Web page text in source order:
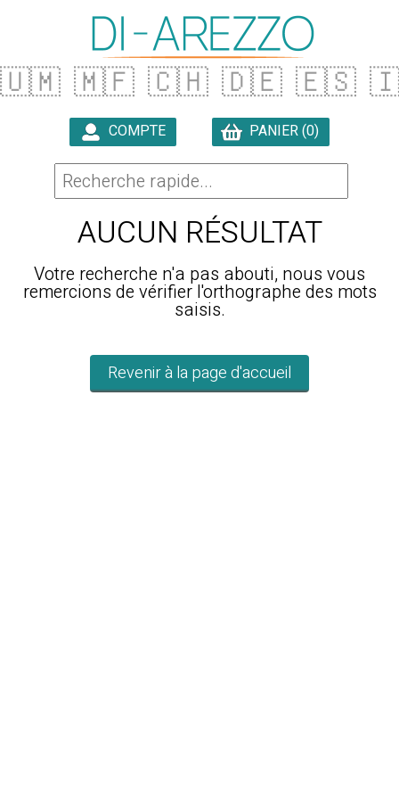
🇺🇲 🇲🇫 🇨🇭 🇩🇪 🇪🇸
COMPTE PANIER (0)
AUCUN RÉSULTAT
Votre recherche n'a pas abouti, nous vous
remercions de vérifier l'orthographe des mots
saisis.
Revenir à la page d'accueil